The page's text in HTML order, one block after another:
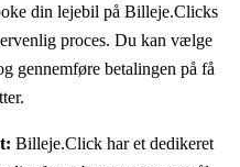
din lejebil på Billeje.Clicks
proces. Du kan vælge
gennemføre betalingen på få
Billeje.Click har et dedikeret